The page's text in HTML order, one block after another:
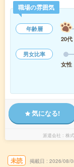
職場の雰囲気
年齢層
20代
男女比率
女性
気になる!
派遣会社 株
未読 掲載日 2026/08/